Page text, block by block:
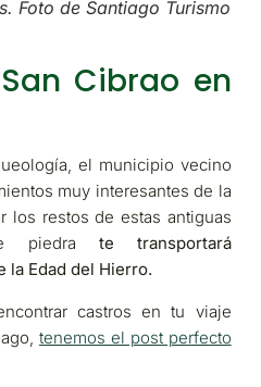
Foto de Santiago Turismo
Cibrao en
el municipio vecino
muy interesantes de la
los restos de estas antiguas
piedra te transportará
la Edad del Hierro.
castros en tu viaje
tenemos el post perfecto